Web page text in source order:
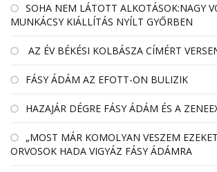
SOHA NEM LÁTOTT ALKOTÁSOK:NAGY
MUNKÁCSY KIÁLLÍTÁS NYÍLT GYŐRBEN
AZ ÉV BÉKÉSI KOLBÁSZA CÍMÉRT
FÁSY ÁDÁM AZ EFOTT-ON BULIZIK
HAZAJÁR DÉGRE FÁSY ÁDÁM ÉS A
„MOST MÁR KOMOLYAN VESZEM
ORVOSOK HADA VIGYÁZ FÁSY ÁDÁMRA